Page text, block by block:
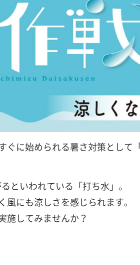
に始められる暑さ対策として
といわれている「打ち水」。
にも涼しさを感じられます。
施してみませんか？